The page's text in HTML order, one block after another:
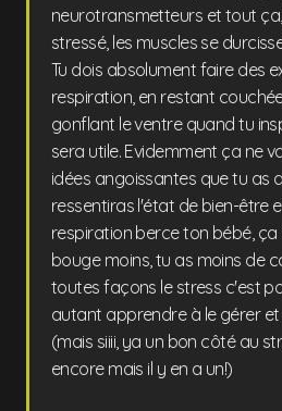
neurotransmetteurs et tout
stressé, les muscles se
Tu dois absolument faire des
respiration, en restant
gonflant le ventre quand tu
sera utile. Evidemment ça ne
idées angoissantes que tu as
ressentiras l'état de bien-être
respiration berce ton bébé, ça
bouge moins, tu as moins de
toutes façons le stress c'est
autant apprendre à le gérer
(mais siiii, ya un bon côté au
encore mais il y en a un!)